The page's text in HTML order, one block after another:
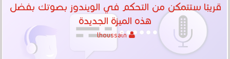
قريبًا ستتمكن من التحكم في الويندوز بصوتك بفضل
هذه الميزة الجديدة
lhoussain